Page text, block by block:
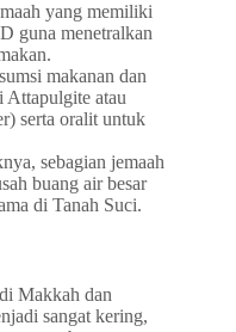
yang memiliki
guna menetralkan
makanan dan
Attapulgite atau
serta oralit untuk
sebagian jemaah
buang air besar
di Tanah Suci.
Makkah dan
sangat kering,